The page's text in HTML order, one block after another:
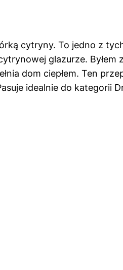
cytryny. To jedno z
glazurze. Byłem
dom ciepłem. Ten
idealnie do kategorii